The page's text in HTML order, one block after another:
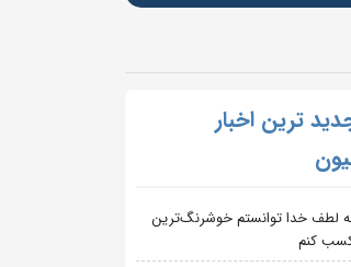
ترین اخبار
لطف خدا توانستم خوشرنگ‌ترین
کنم